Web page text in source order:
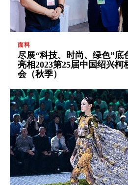
面料
尽展“科技、时尚、绿色”底
亮相2023第25届中国绍兴柯
会（秋季）